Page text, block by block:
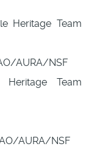
Heritage Team
AURA/NSF
Team
AURA/NSF